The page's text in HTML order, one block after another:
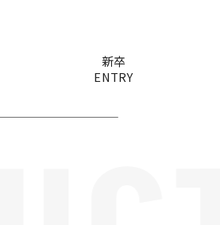
新卒
ENTRY